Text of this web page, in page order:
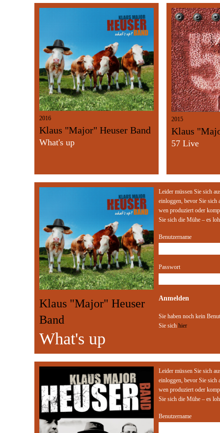
2016
Klaus "Major" Heuser Band
What's up
2015
Klaus
57 Live
Klaus "Major" Heuser
Band
What's up
Leider müssen Sie sich
einloggen, bevor Sie
wen produziert oder
Sie sich die Mühe – es
Benutzername
Passwort
Sie haben noch kein
Sie sich hier
Leider müssen Sie sich
einloggen, bevor Sie
wen produziert oder
Sie sich die Mühe – es
Benutzername